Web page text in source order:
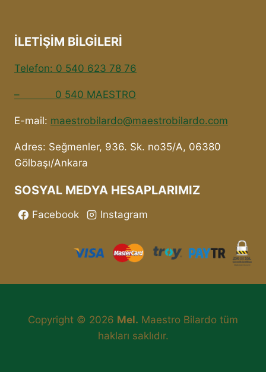
İLETİŞİM BİLGİLERİ
Telefon: 0 540 623 78 76
– 0 540 MAESTRO
E-mail: maestrobilardo@maestrobilardo.com
Adres: Seğmenler, 936. Sk. no35/A, 06380
Gölbaşı/Ankara
SOSYAL MEDYA HESAPLARIMIZ
Facebook Instagram
Copyright © 2026 Mel. Maestro Bilardo tüm
hakları saklıdır.